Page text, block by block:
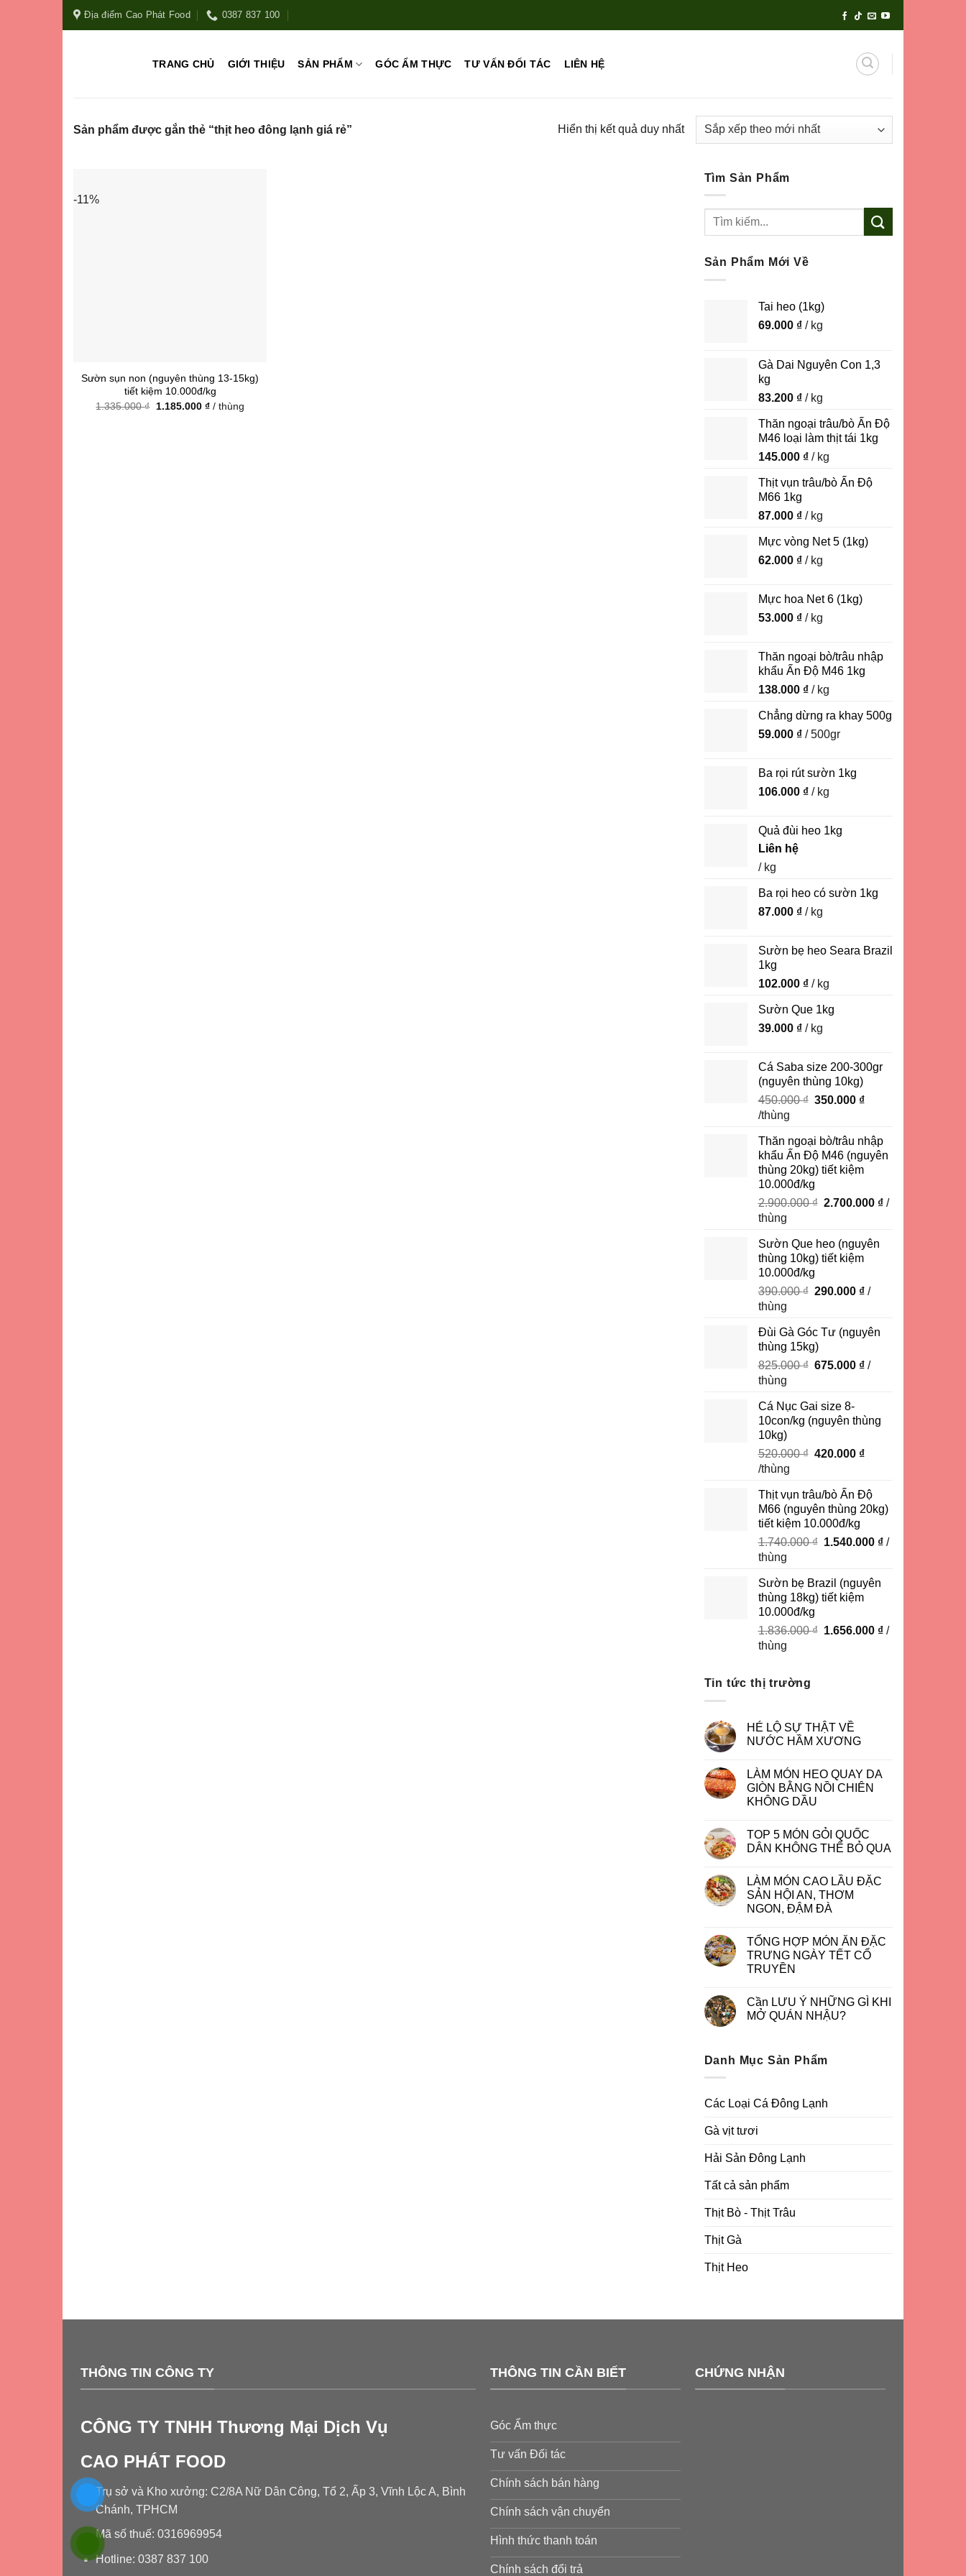
Địa điểm Cao Phát Food 0387 837 100
TRANG CHỦ GIỚI THIỆU SẢN PHẨM GÓC ẨM THỰC TƯ VẤN ĐỐI TÁC LIÊN HỆ
Sản phẩm được gắn thẻ “thịt heo đông lạnh giá rẻ” Hiển thị kết quả duy nhất
-11%
Sườn sụn non (nguyên thùng 13-15kg)
tiết kiệm 10.000đ/kg
1.335.000₫ Giá
1.185.000 ₫Giá
/ thùng
Tìm Sản Phẩm
Tìm
Sản Phẩm Mới Về
Tai heo (1kg)
69.000 ₫/ kg
Gà Dai Nguyên Con 1,3
kg
83.200 ₫/ kg
Thăn ngoại trâu/bò Ấn Độ
M46 loại làm thịt tái 1kg
145.000 ₫/ kg
Thịt vụn trâu/bò Ấn Độ
M66 1kg
87.000 ₫/ kg
Mực vòng Net 5 (1kg)
62.000 ₫/ kg
Mực hoa Net 6 (1kg)
53.000 ₫/ kg
Thăn ngoại bò/trâu nhập
khẩu Ấn Độ M46 1kg
138.000 ₫/ kg
Chẳng dừng ra khay 500g
59.000 ₫/ 500gr
Ba rọi rút sườn 1kg
106.000 ₫/ kg
Quả đùi heo 1kg
Liên hệ
/ kg
Ba rọi heo có sườn 1kg
87.000 ₫/ kg
Sườn bẹ heo Seara Brazil
1kg
102.000 ₫/ kg
Sườn Que 1kg
39.000 ₫/ kg
Cá Saba size 200-300gr
(nguyên thùng 10kg)
450.000₫ Giá
450.000 ₫.
350.000 ₫Giá
là:
350.000 ₫.
/thùng
Thăn ngoại bò/trâu nhập
khẩu Ấn Độ M46 (nguyên
thùng 20kg) tiết kiệm
10.000đ/kg
2.900.000₫ Giá
2.900.000 ₫.
2.700.000 ₫Giá
/
thùng
Sườn Que heo (nguyên
thùng 10kg) tiết kiệm
10.000đ/kg
390.000₫ Giá
390.000 ₫.
290.000 ₫Giá
là:
/
thùng
Đùi Gà Góc Tư (nguyên
thùng 15kg)
825.000₫ Giá
825.000 ₫.
675.000 ₫Giá
675.000 ₫.
/
thùng
Cá Nục Gai size 8-
10con/kg (nguyên thùng
10kg)
520.000₫ Giá
520.000 ₫.
420.000 ₫Giá
là:
420.000 ₫.
/thùng
Thịt vụn trâu/bò Ấn Độ
M66 (nguyên thùng 20kg)
tiết kiệm 10.000đ/kg
1.740.000₫ Giá
1.740.000 ₫.
1.540.000 ₫Giá
/
thùng
Sườn bẹ Brazil (nguyên
thùng 18kg) tiết kiệm
10.000đ/kg
1.836.000₫ Giá
1.656.000 ₫Giá
/
thùng
Tin tức thị trường
HÉ LỘ SỰ THẬT VỀ
NƯỚC HẦM XƯƠNG
LÀM MÓN HEO QUAY DA
GIÒN BẰNG NỒI CHIÊN
KHÔNG DẦU
TOP 5 MÓN GỎI QUỐC
DÂN KHÔNG THỂ BỎ QUA
LÀM MÓN CAO LẦU ĐẶC
SẢN HỘI AN, THƠM
NGON, ĐẬM ĐÀ
TỔNG HỢP MÓN ĂN ĐẶC
TRƯNG NGÀY TẾT CỔ
TRUYỀN
Cần LƯU Ý NHỮNG GÌ KHI
MỞ QUÁN NHẬU?
Danh Mục Sản Phẩm
Các Loại Cá Đông Lạnh
Gà vịt tươi
Hải Sản Đông Lạnh
Tất cả sản phẩm
Thịt Bò - Thịt Trâu
Thịt Gà
Thịt Heo
THÔNG TIN CÔNG TY
CÔNG TY TNHH Thương Mại Dịch Vụ
CAO PHÁT FOOD
Trụ sở và Kho xưởng: C2/8A Nữ Dân Công, Tổ 2, Ấp 3, Vĩnh Lộc A, Bình
Chánh, TPHCM
Mã số thuế: 0316969954
Hotline: 0387 837 100
THÔNG TIN CẦN BIẾT
Góc Ẩm thực
Tư vấn Đối tác
Chính sách bán hàng
Chính sách vận chuyển
Hình thức thanh toán
Chính sách đổi trả
CHỨNG NHẬN